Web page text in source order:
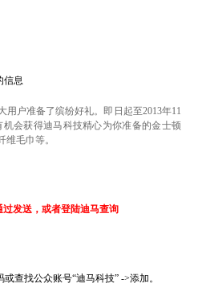
信息
用户准备了缤纷好礼。 即日起至2013年11
会获得迪马科技精心为你准备的金士顿
维毛巾等。
发送，或者登陆迪马查询
查找公众账号“迪马科技” ->添加。